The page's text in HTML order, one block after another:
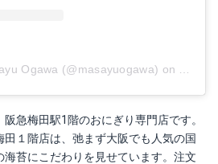
Ogawa (@masayuogawa) on
急梅田駅1階のおにぎり専門店です。
１階店は、弛まず大阪でも人気の国
苔にこだわりを見せています。注文